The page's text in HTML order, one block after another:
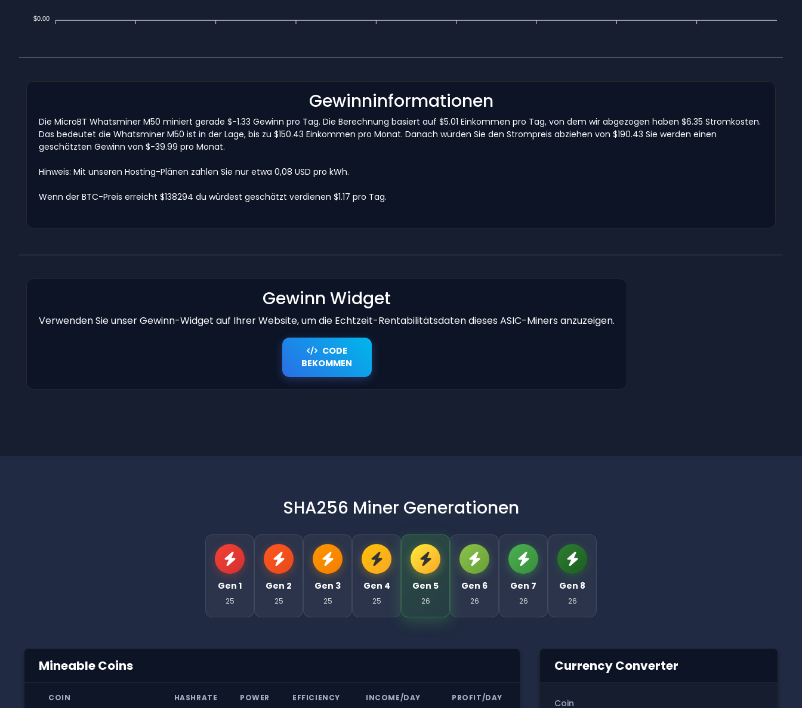
$0.00
Gewinninformationen
Die MicroBT Whatsminer M50 miniert gerade $-1.33 Gewinn pro Tag. Die Berechnung basiert auf $5.01 Einkommen pro Tag, von dem wir abgezogen haben $6.35 Stromkosten.
Das bedeutet die Whatsminer M50 ist in der Lage, bis zu $150.43 Einkommen pro Monat. Danach würden Sie den Strompreis abziehen von $190.43 Sie werden einen
geschätzten Gewinn von $-39.99 pro Monat.
Hinweis: Mit unseren Hosting-Plänen zahlen Sie nur etwa 0,08 USD pro kWh.
Wenn der BTC-Preis erreicht $138294 du würdest geschätzt verdienen $1.17 pro Tag.
Gewinn Widget
Verwenden Sie unser Gewinn-Widget auf Ihrer Website, um die Echtzeit-Rentabilitätsdaten dieses ASIC-Miners anzuzeigen.
CODE
BEKOMMEN
SHA256 Miner Generationen
Gen 1
25
Gen 2
25
Gen 3
25
Gen 4
25
Gen 5
26
Gen 6
26
Gen 7
26
Gen 8
26
Mineable Coins
COIN HASHRATE POWER EFFICIENCY INCOME/DAY PROFIT/DAY
Currency Converter
Coin